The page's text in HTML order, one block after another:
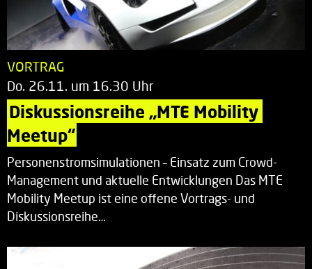
VORTRAG
Do. 26.11. um 16.30 Uhr
Diskussionsreihe „MTE Mobility
Meetup“
Personenstromsimulationen – Einsatz zum Crowd-
Management und aktuelle Entwicklungen Das MTE
Mobility Meetup ist eine offene Vortrags- und
Diskussionsreihe…